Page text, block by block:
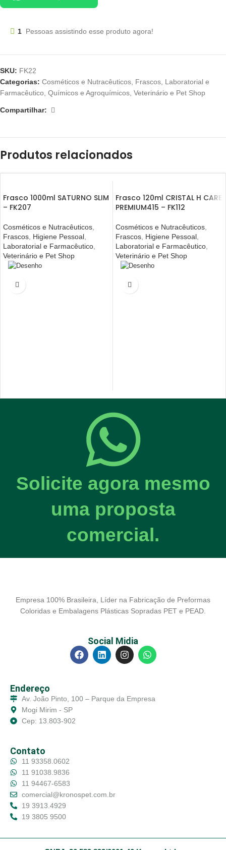
1 Pessoas assistindo esse produto agora!
SKU: FK22
Categorias: Cosméticos e Nutracêuticos Frascos Laboratorial e
Farmacêutico Químicos e Agroquímicos Veterinário e Pet Shop
Compartilhar:
Produtos relacionados
Frasco 1000ml SATURNO SLIM
– FK207
Cosméticos e Nutracêuticos
Frascos Higiene Pessoal
Laboratorial e Farmacêutico
Veterinário e Pet Shop
Frasco 120ml CRISTAL H CARE
PREMIUM415 – FK112
Cosméticos e Nutracêuticos
Frascos Higiene Pessoal
Laboratorial e Farmacêutico
Veterinário e Pet Shop
Solicite agora mesmo
uma proposta
comercial.
Empresa 100% Brasileira, Líder na Fabricação de Preformas
Coloridas e Embalagens Plásticas Sopradas PET e PEAD.
Social Midia
Endereço
Av. João Pinto, 100 – Parque da Empresa
Mogi Mirim - SP
Cep: 13.803-902
Contato
11 93358.0602
11 91038.9836
11 94467-6583
comercial@kronospet.com.br
19 3913.4929
19 3805 9500